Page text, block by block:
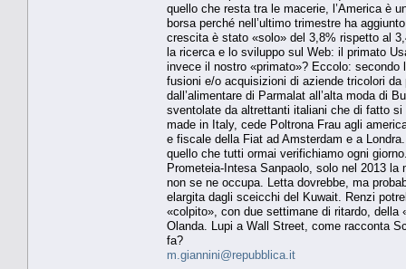
quello che resta tra le macerie, l’America è
borsa perché nell’ultimo trimestre ha
crescita è stato «solo» del 3,8% rispetto al
la ricerca e lo sviluppo sul Web: il primato
invece il nostro «primato»? Eccolo:
fusioni e/o acquisizioni di aziende tricolori
dall’alimentare di Parmalat all’alta moda di
sventolate da altrettanti italiani che di fatto si
made in Italy, cede Poltrona Frau agli
e fiscale della Fiat ad Amsterdam e a
quello che tutti ormai verifichiamo ogni
Prometeia-Intesa Sanpaolo, solo nel 2013
non se ne occupa. Letta dovrebbe, ma
elargita dagli sceicchi del Kuwait. Renzi
«colpito», con due settimane di ritardo,
Olanda. Lupi a Wall Street, come racconta
fa?
m.giannini@repubblica.it